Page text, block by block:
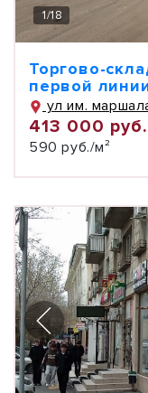
1/18
Торгово-
первой
ул им.
413 000 руб.
590 руб./м²